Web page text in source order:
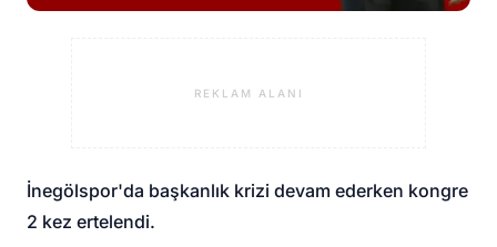
REKLAM ALANI
İnegölspor'da başkanlık krizi devam ederken kongre
2 kez ertelendi.